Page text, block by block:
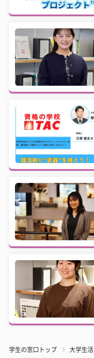
学生の窓口トップ 大学生活